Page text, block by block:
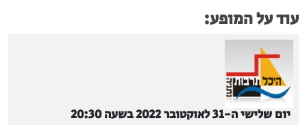
עוד על המופע:
יום שלישי ה-31 לאוקטובר 2022 בשעה 20:30